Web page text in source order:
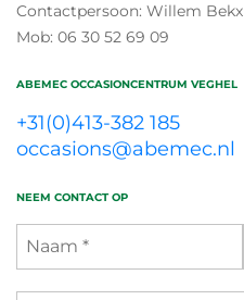
Contactpersoon: Willem Bekx
Mob: 06 30 52 69 09
ABEMEC OCCASIONCENTRUM VEGHEL
+31(0)413-382 185
occasions@abemec.nl
NEEM CONTACT OP